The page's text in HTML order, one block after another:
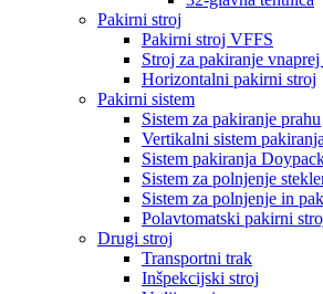
Pakirni stroj
Pakirni stroj VFFS
Stroj za pakiranje
Horizontalni pakirni stroj
Pakirni sistem
Sistem za pakiranje prahu
Vertikalni sistem pakiranja
Sistem pakiranja
Sistem za polnjenje
Sistem za polnjenje in
Polavtomatski pakirni
Drugi stroj
Transportni trak
Inšpekcijski stroj